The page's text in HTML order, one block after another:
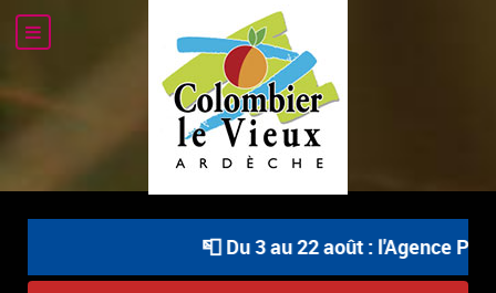
📮 Du 3 au 22 août : l'Agence